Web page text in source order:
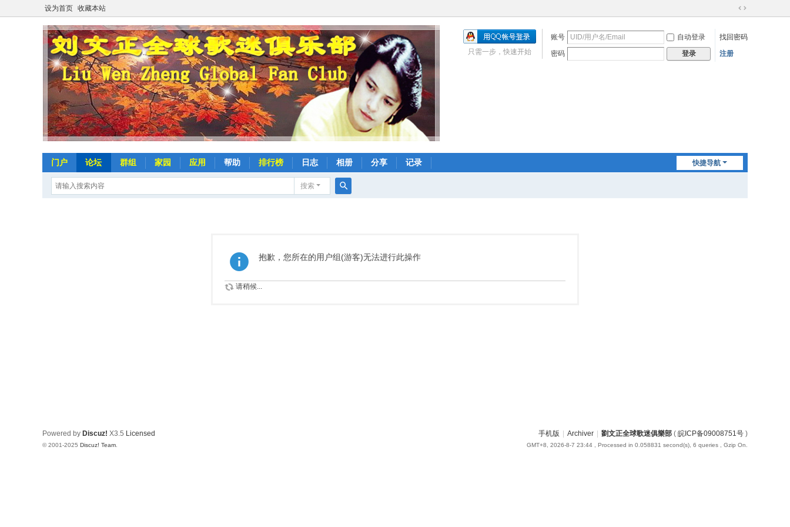
设为首页 收藏本站
切
到
账号 自动登录
找回密码
密码
登录 注册
只需一步，快速开始
快捷导航
门户 论坛 群组 家园 应用 帮助 排行榜 日志 相册 分享 记录
搜索
抱歉，您所在的用户组(游客)无法进行此操作
请稍候...
手机版 Archiver 劉文正全球歌迷俱樂部 ( 皖ICP备09008751号 )
GMT+8, 2026-8-7 23:44 , Processed in 0.058831 second(s), 6 queries , Gzip On.
Powered by Discuz! X3.5 Licensed
© 2001-2025 Discuz! Team